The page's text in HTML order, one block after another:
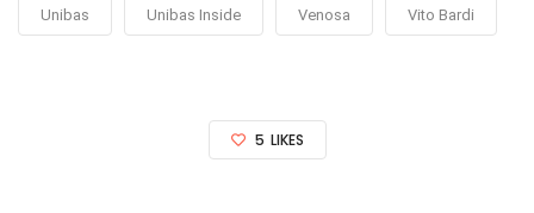
Unibas Unibas Inside Venosa Vito Bardi
5 LIKES